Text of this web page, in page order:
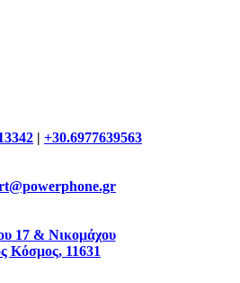
+30.6977639563
17 & Νικομάχου
Κόσμος, 11631